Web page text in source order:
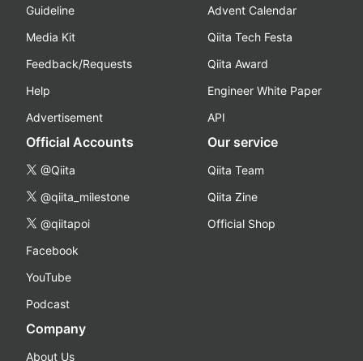
Guideline
Media Kit
Feedback/Requests
Help
Advertisement
Advent Calendar
Qiita Tech Festa
Qiita Award
Engineer White Paper
API
Official Accounts
@Qiita
@qiita_milestone
@qiitapoi
Facebook
YouTube
Podcast
Our service
Qiita Team
Qiita Zine
Official Shop
Company
About Us